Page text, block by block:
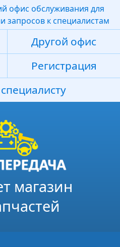
офис обслуживания для
запросов к специалистам
Другой офис
Регистрация
магазин